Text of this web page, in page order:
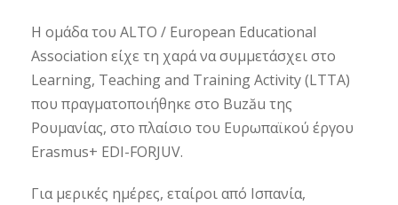
Η ομάδα του ALTO / European Educational
Association είχε τη χαρά να συμμετάσχει στο
Learning, Teaching and Training Activity (LTTA)
που πραγματοποιήθηκε στο Buzău της
Ρουμανίας, στο πλαίσιο του Ευρωπαϊκού έργου
Erasmus+ EDI-FORJUV.
Για μερικές ημέρες, εταίροι από Ισπανία,